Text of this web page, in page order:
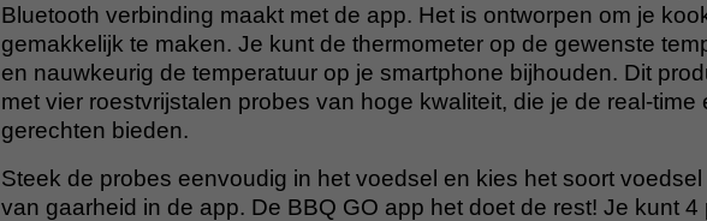
Bluetooth verbinding maakt met de app. Het is ontworpen om je
gemakkelijk te maken. Je kunt de thermometer op de gewenste
en nauwkeurig de temperatuur op je smartphone bijhouden. Dit
met vier roestvrijstalen probes van hoge kwaliteit, die je de real-time
gerechten bieden.
Steek de probes eenvoudig in het voedsel en kies het soort
van gaarheid in de app. De BBQ GO app het doet de rest! Je kunt